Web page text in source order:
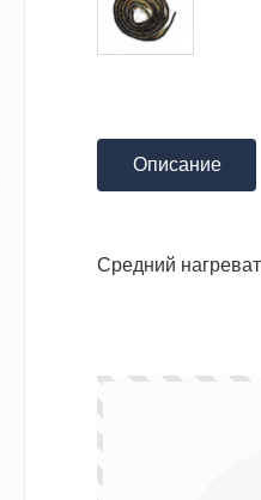
Описание
Средний